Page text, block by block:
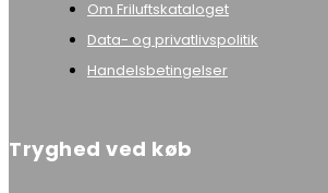
Om Friluftskataloget
Data- og privatlivspolitik
Handelsbetingelser
Tryghed ved køb